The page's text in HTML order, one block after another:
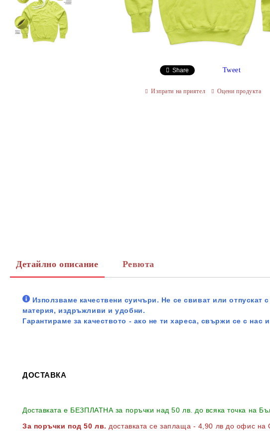
Share Tweet
Изпрати на приятел Оцени продукта
Детайлно описание Ревюта
Използваме качествени суичъри. Не се свиват или
материя, издръжливи и удобни.
Гарантираме за качеството - ако не ти хареса, свържи се с нас
ДОСТАВКА
Доставката е БЕЗПЛАТНА за поръчки над 50 лв. до всяка точка на
За поръчки под 50 лв. доставката се заплаща - 4,90 лв до офис на